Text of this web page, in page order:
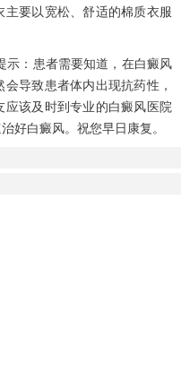
要以宽松、舒适的棉质衣服
示：患者需要知道，在白癜风
导致患者体内出现抗药性，
应该及时到专业的白癜风医院
好白癜风。祝您早日康复。